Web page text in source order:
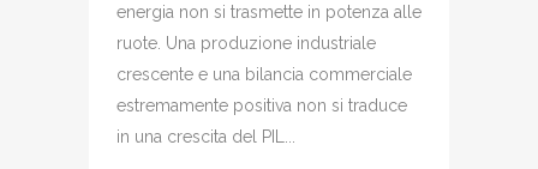
energia non si trasmette in potenza alle
ruote. Una produzione industriale
crescente e una bilancia commerciale
estremamente positiva non si traduce
in una crescita del PIL...